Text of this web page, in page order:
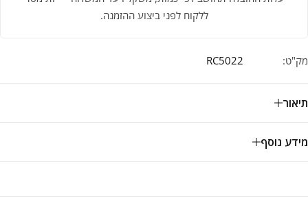
ללקוח לפני ביצוע ההזמנה.
מק"ט: RC5022
תיאור
מידע נוסף